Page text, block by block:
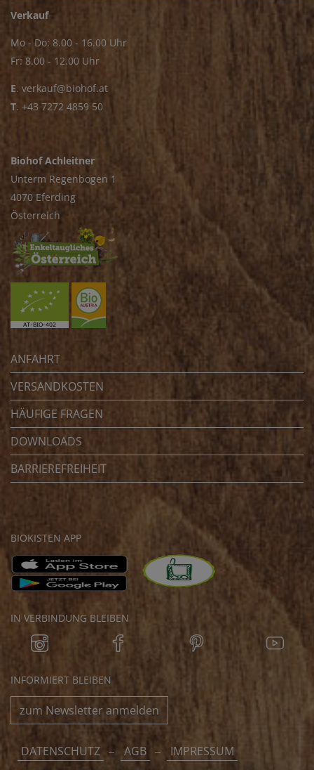
Verkauf
Mo - Do: 8.00 - 16.00 Uhr
Fr: 8.00 - 12.00 Uhr
E. verkauf@biohof.at
T. +43 7272 4859 50
Biohof Achleitner
Unterm Regenbogen 1
4070 Eferding
Österreich
ANFAHRT
VERSANDKOSTEN
HÄUFIGE FRAGEN
DOWNLOADS
BARRIEREFREIHEIT
BIOKISTEN APP
IN VERBINDUNG BLEIBEN
INFORMIERT BLEIBEN
zum Newsletter anmelden
DATENSCHUTZ AGB IMPRESSUM